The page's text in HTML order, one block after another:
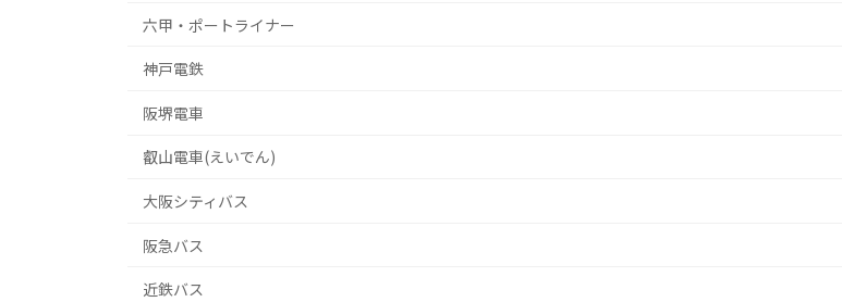
六甲・ポートライナー
神戸電鉄
阪堺電車
叡山電車(えいでん)
大阪シティバス
阪急バス
近鉄バス